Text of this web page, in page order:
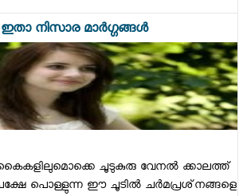
നിസാര മാര്‍ഗ്ഗങ്ങള്‍
കൈകളിലുമൊക്കെ ചൂടുകുരു വേനല്‍ ക്കാലത്ത്‌
പൊള്ളുന്ന ഈ ചൂടില്‍ ചര്‍മപ്രശ്‌നങ്ങളെ